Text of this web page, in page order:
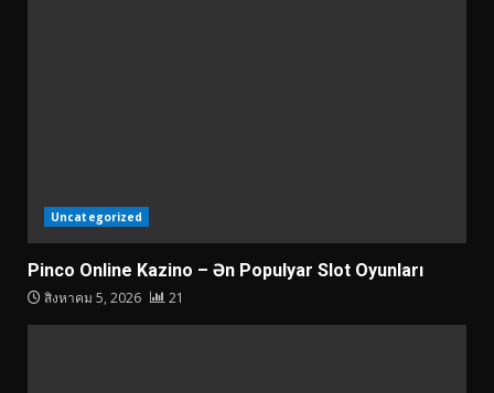
Uncategorized
Pinco Online Kazino – Ən Populyar Slot Oyunları
สิงหาคม 5, 2026 21